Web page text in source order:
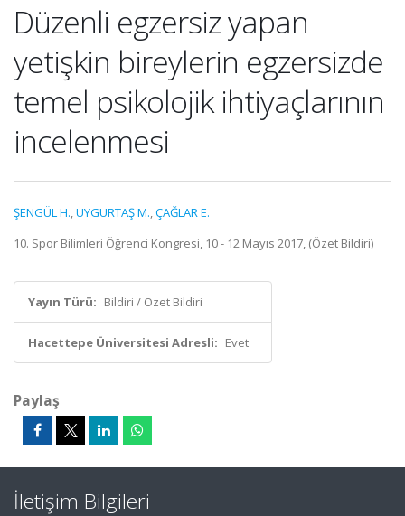
Düzenli egzersiz yapan
yetişkin bireylerin egzersizde
temel psikolojik ihtiyaçlarının
incelenmesi
ŞENGÜL H.,UYGURTAŞ M.,ÇAĞLAR E.
10. Spor Bilimleri Öğrenci Kongresi, 10 - 12 Mayıs 2017, (Özet Bildiri)
Yayın Türü: Bildiri / Özet Bildiri
Hacettepe Üniversitesi Adresli: Evet
Paylaş
İletişim Bilgileri